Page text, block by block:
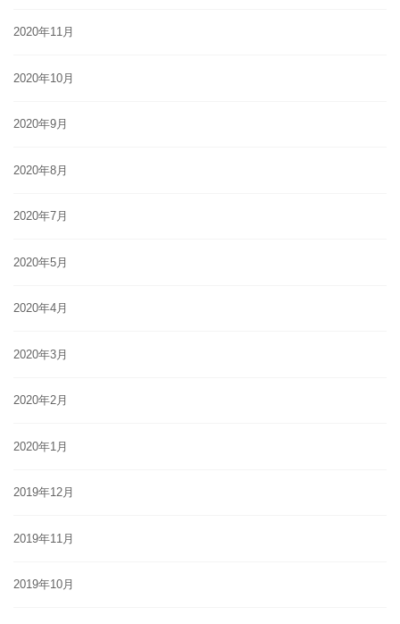
2020年11月
2020年10月
2020年9月
2020年8月
2020年7月
2020年5月
2020年4月
2020年3月
2020年2月
2020年1月
2019年12月
2019年11月
2019年10月